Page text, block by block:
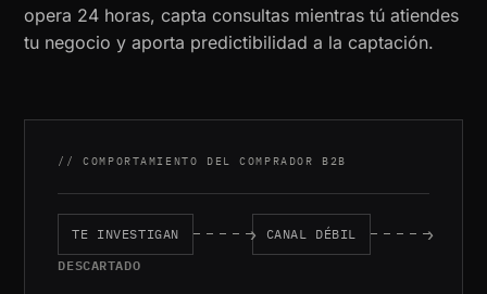
opera 24 horas, capta consultas mientras tú atiendes
tu negocio y aporta predictibilidad a la captación.
// COMPORTAMIENTO DEL COMPRADOR B2B
TE INVESTIGAN CANAL DÉBIL
DESCARTADO